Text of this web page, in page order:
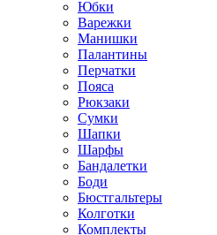
Юбки
Варежки
Манишки
Палантины
Перчатки
Пояса
Рюкзаки
Сумки
Шапки
Шарфы
Бандалетки
Боди
Бюстгальтеры
Колготки
Комплекты